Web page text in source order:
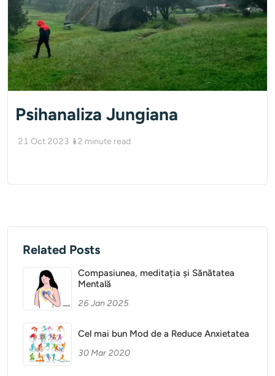
Psihanaliza Jungiana
21 Oct 2023 12 minute read
Related Posts
Compasiunea, meditația și Sănătatea
Mentală
26 Jan 2025
Cel mai bun Mod de a Reduce Anxietatea
30 Mar 2020